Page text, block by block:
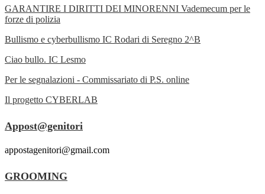
GARANTIRE I DIRITTI DEI MINORENNI Vademecum per le
forze di polizia
Bullismo e cyberbullismo IC Rodari di Seregno 2^B
Ciao bullo. IC Lesmo
Per le segnalazioni - Commissariato di P.S. online
Il progetto CYBERLAB
Appost@genitori
appostagenitori@gmail.com
GROOMING